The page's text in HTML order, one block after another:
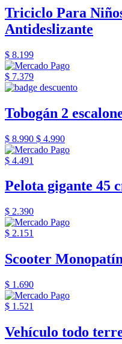
Triciclo Para
Antideslizante
$ 8.199
$ 7.379
Tobogán 2
$ 8.990 $ 4.990
$ 4.491
Pelota gigante 45
$ 2.390
$ 2.151
Scooter
$ 1.690
$ 1.521
Vehículo todo